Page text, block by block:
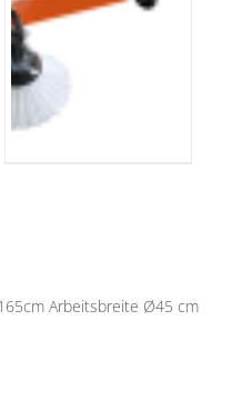
Arbeitsbreite Ø45 cm